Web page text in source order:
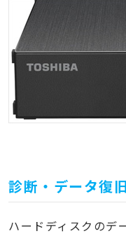
診断・データ復
ハードディスクのデ